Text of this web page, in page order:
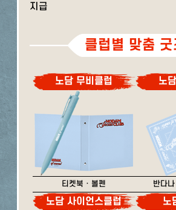
지급
클럽별 맞춤 굿
노담 무비클럽
티켓북 · 볼펜
노
반다
노담 사이언스클럽 노